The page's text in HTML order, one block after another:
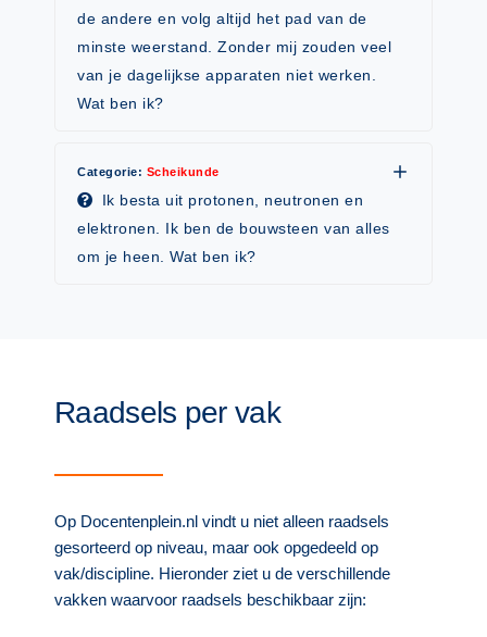
Schoolvakanties
Huiswerkbegeleiding
de andere en volg altijd het pad van de
minste weerstand. Zonder mij zouden veel
van je dagelijkse apparaten niet werken.
Wat ben ik?
Categorie: Scheikunde
Ik besta uit protonen, neutronen en
elektronen. Ik ben de bouwsteen van alles
om je heen. Wat ben ik?
Raadsels per vak
Op Docentenplein.nl vindt u niet alleen raadsels
gesorteerd op niveau, maar ook opgedeeld op
vak/discipline. Hieronder ziet u de verschillende
vakken waarvoor raadsels beschikbaar zijn: